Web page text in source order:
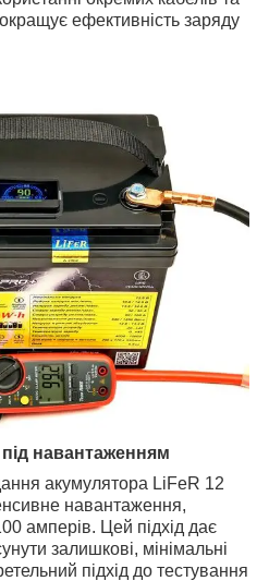
ефективність заряду
під навантаженням
акумулятора LiFeR 12
навантаження,
амперів. Цей підхід дає
залишкові, мінімальні
підхід до тестування